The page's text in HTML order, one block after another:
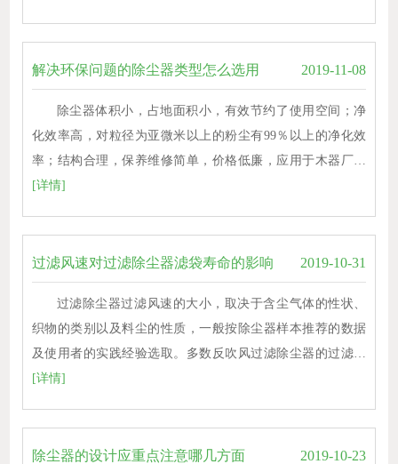
解决环保问题的除尘器类型怎么选用 2019-11-08
除尘器体积小，占地面积小，有效节约了使用空间；净
化效率高，对粒径为亚微米以上的粉尘有99％以上的净化效
率；结构合理，保养维修简单，价格低廉，应用于木器厂…
[详情]
过滤风速对过滤除尘器滤袋寿命的影响 2019-10-31
过滤除尘器过滤风速的大小，取决于含尘气体的性状、
织物的类别以及料尘的性质，一般按除尘器样本推荐的数据
及使用者的实践经验选取。多数反吹风过滤除尘器的过滤…
[详情]
除尘器的设计应重点注意哪几方面 2019-10-23